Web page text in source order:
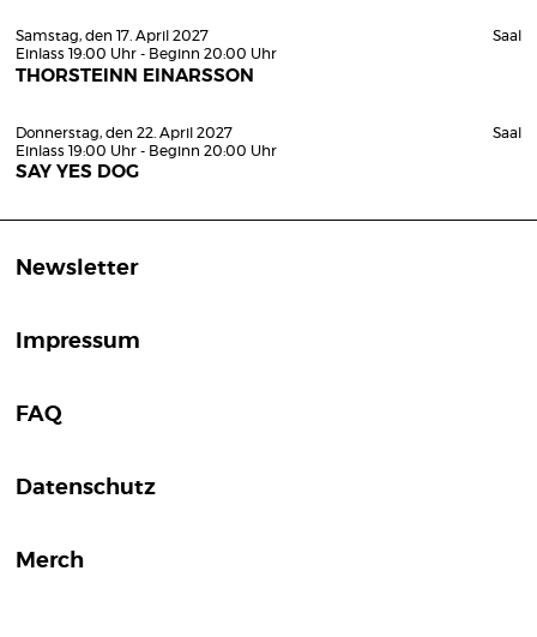
Samstag, den 17. April 2027
Einlass 19:00 Uhr - Beginn 20:00 Uhr
THORSTEINN EINARSSON
Saal
Donnerstag, den 22. April 2027
Einlass 19:00 Uhr - Beginn 20:00 Uhr
SAY YES DOG
Saal
Newsletter
Impressum
FAQ
Datenschutz
Merch